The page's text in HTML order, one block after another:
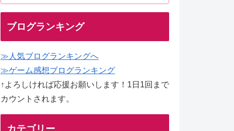
ブログランキング
≫人気ブログランキングへ
≫ゲーム感想ブログランキング
↑よろしければ応援お願いします！1日1回まで
カウントされます。
カテゴリー